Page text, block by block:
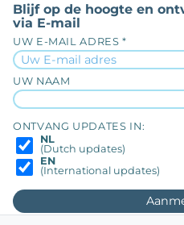
Blijf op de hoogte en
via E-mail
UW E-MAIL ADRES *
UW NAAM
ONTVANG UPDATES IN:
NL
(Dutch updates)
EN
(International updates)